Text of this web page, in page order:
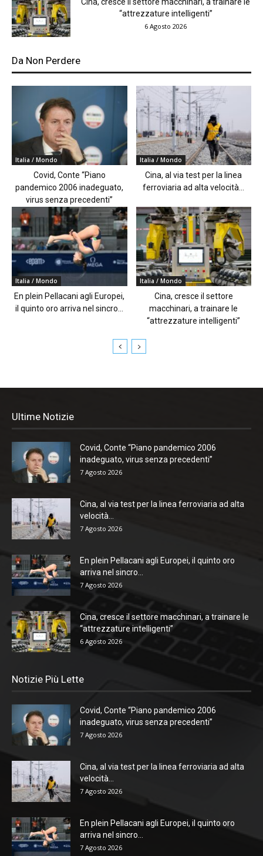
“attrezzature intelligenti”
6 Agosto 2026
Da Non Perdere
Italia / Mondo
Covid, Conte “Piano
pandemico 2006 inadeguato,
virus senza precedenti”
Italia / Mondo
Cina, al via test per la linea
ferroviaria ad alta velocità...
Italia / Mondo
En plein Pellacani agli Europei,
il quinto oro arriva nel sincro...
Italia / Mondo
Cina, cresce il settore
macchinari, a trainare le
“attrezzature intelligenti”
Ultime Notizie
Covid, Conte “Piano pandemico 2006
inadeguato, virus senza precedenti”
7 Agosto 2026
Cina, al via test per la linea ferroviaria ad alta
velocità...
7 Agosto 2026
En plein Pellacani agli Europei, il quinto oro
arriva nel sincro...
7 Agosto 2026
Cina, cresce il settore macchinari, a trainare le
“attrezzature intelligenti”
6 Agosto 2026
Notizie Più Lette
Covid, Conte “Piano pandemico 2006
inadeguato, virus senza precedenti”
7 Agosto 2026
Cina, al via test per la linea ferroviaria ad alta
velocità...
7 Agosto 2026
En plein Pellacani agli Europei, il quinto oro
arriva nel sincro...
7 Agosto 2026